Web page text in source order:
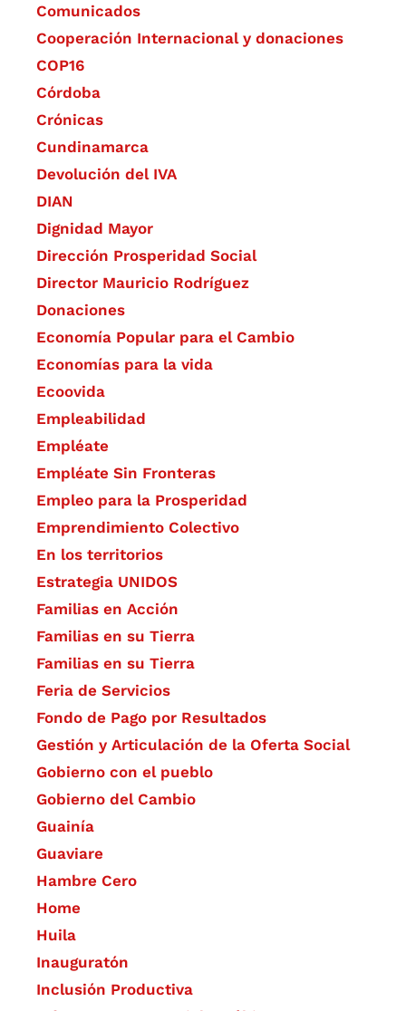
Comunicados
Cooperación Internacional y donaciones
COP16
Córdoba
Crónicas
Cundinamarca
Devolución del IVA
DIAN
Dignidad Mayor
Dirección Prosperidad Social
Director Mauricio Rodríguez
Donaciones
Economía Popular para el Cambio
Economías para la vida
Ecoovida
Empleabilidad
Empléate
Empléate Sin Fronteras
Empleo para la Prosperidad
Emprendimiento Colectivo
En los territorios
Estrategia UNIDOS
Familias en Acción
Familias en su Tierra
Familias en su Tierra
Feria de Servicios
Fondo de Pago por Resultados
Gestión y Articulación de la Oferta Social
Gobierno con el pueblo
Gobierno del Cambio
Guainía
Guaviare
Hambre Cero
Home
Huila
Inauguratón
Inclusión Productiva